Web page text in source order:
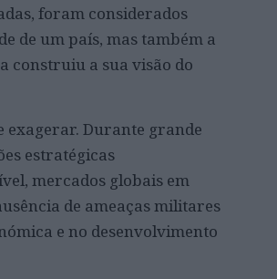
foram considerados
de um país, mas também a
construiu a sua visão do
exagerar. Durante grande
estratégicas
mercados globais em
de ameaças militares
e no desenvolvimento